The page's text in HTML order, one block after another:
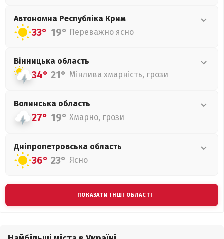
Автономна Республіка Крим
33° 19° Переважно ясно
Вінницька область
34° 21° Мінлива хмарність, грози
Волинська область
27° 19° Хмарно, грози
Дніпропетровська область
36° 23° Ясно
ПОКАЗАТИ ІНШІ ОБЛАСТІ